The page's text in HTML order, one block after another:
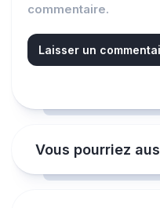
commentaire.
Vous pourriez